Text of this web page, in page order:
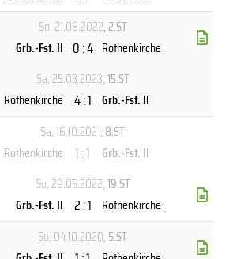
So, 21.08.2022, 2.ST
Grb.-Fst. II 0 : 4 Rothenkirche
Sa, 25.03.2023, 15.ST
Rothenkirche 4 : 1 Grb.-Fst. II
Sa, 16.10.2021, 8.ST
Rothenkirche
1 : 1
Grb.-Fst. II
So, 29.05.2022, 19.ST
Grb.-Fst. II 2 : 1 Rothenkirche
So, 04.10.2020, 5.ST